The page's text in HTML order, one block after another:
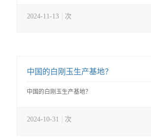
2024-11-13 次
中国的白刚玉生产基地？
中国的白刚玉生产基地？
2024-10-31 次